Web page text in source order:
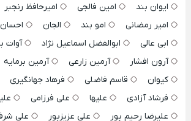
ایوان بند
امین فالجی امیرحافظ رنجبر
امیر رمضانی
امو بند الجان
ابی عالی
ابوالفضل اسماعیل نژاد
آوات
آرون افشار
آرمین زارعی آرمین برمایه
کیوان
قاسم فاضلی فرهاد جهانگیری
فرشاد آزادی
علیها علی فرزامی
علیرضا رحیم پور
علی عزیزپور
علی